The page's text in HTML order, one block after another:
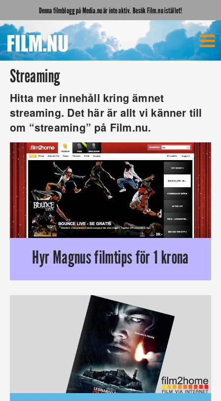
Denna filmblogg på Media.nu är inte aktiv. Besök Film.nu istället!
Streaming
Hitta mer innehåll kring ämnet
streaming. Det här är allt vi känner till
om “streaming” på Film.nu.
Hyr Magnus filmtips för 1 krona
Idag är det premiär för Film2home:s nya sajt. Vår